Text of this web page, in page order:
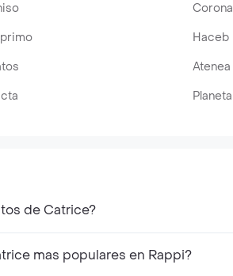
Corona
Haceb
Atenea
Planeta
de Catrice?
mas populares en Rappi?